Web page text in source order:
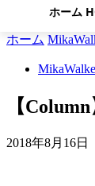
ホーム
ホーム
【
2018年8月16日